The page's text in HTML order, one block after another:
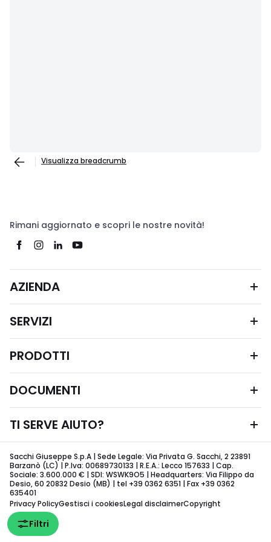
Filtri
Visualizza breadcrumb
Rimani aggiornato e scopri le nostre novità!
AZIENDA
SERVIZI
PRODOTTI
DOCUMENTI
TI SERVE AIUTO?
Sacchi Giuseppe S.p.A | Sede Legale: Via Privata G. Sacchi, 2 23891
Barzanò (LC) | P.Iva: 00689730133 | R.E.A.: Lecco 157633 | Cap.
Sociale: 3.600.000 € | SDI: WSWK9O5 | Headquarters: Via Filippo da
Desio, 60 20832 Desio (MB) | tel +39 0362 6351 | Fax +39 0362
635401
Privacy PolicyGestisci i cookiesLegal disclaimerCopyright